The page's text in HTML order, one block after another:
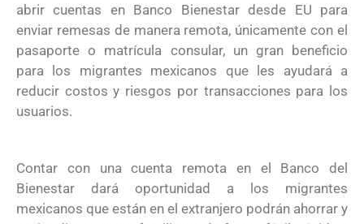
abrir cuentas en Banco Bienestar desde EU para
enviar remesas de manera remota, únicamente con el
pasaporte o matrícula consular, un gran beneficio
para los migrantes mexicanos que les ayudará a
reducir costos y riesgos por transacciones para los
usuarios.
Contar con una cuenta remota en el Banco del
Bienestar dará oportunidad a los migrantes
mexicanos que están en el extranjero podrán ahorrar y